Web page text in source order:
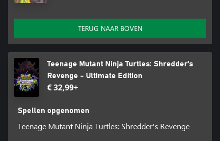
TERUG NAAR BOVEN
Teenage Mutant Ninja Turtles: Shredder's
Revenge - Ultimate Edition
€ 32,99+
Spellen opgenomen
Teenage Mutant Ninja Turtles: Shredder's Revenge